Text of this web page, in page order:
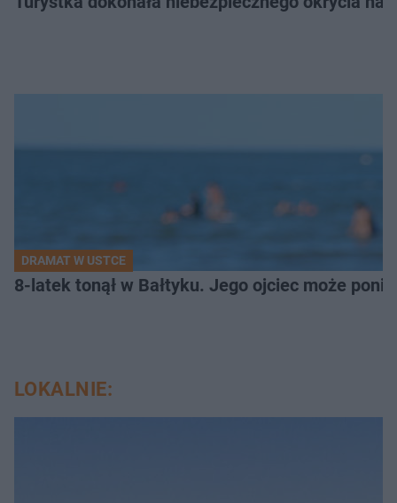
DRAMAT W USTCE
8-latek tonął w Bałtyku. Jego ojciec może
LOKALNIE: